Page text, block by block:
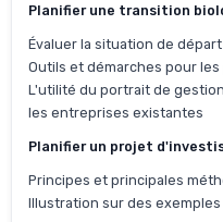
Planifier une transition
Évaluer la situation de
Outils et démarches pour
L'utilité du portrait de
les entreprises existantes
Planifier un projet
Principes et principales
Illustration sur des exemples